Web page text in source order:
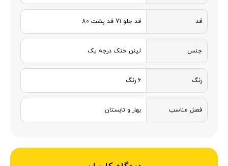
قد قد جلو 71 قد پشت 80
جنس لینن خنک درجه یک
رنگ 6 رنگ
فصل مناسب بهار و تابستان